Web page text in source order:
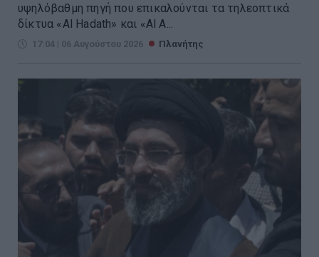
υψηλόβαθμη πηγή που επικαλούνται τα τηλεοπτικά
δίκτυα «Al Hadath» και «Al A...
17:04 | 06 Αυγούστου 2026 Πλανήτης